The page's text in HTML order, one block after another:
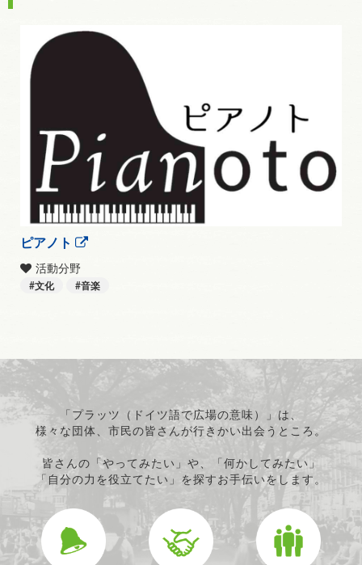
ピアノト
活動分野
文化 音楽
「プラッツ（ドイツ語で広場の意味）」は、
様々な団体、市民の皆さんが行きかい出会うところ。
皆さんの「やってみたい」や、「何かしてみたい」
「自分の力を役立てたい」を探すお手伝いをします。